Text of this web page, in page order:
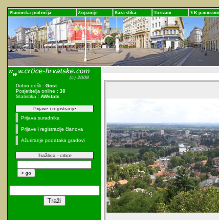
Planinska područja Županije Baza slika Turizam VR panorame
Dobro došli : Gost
Posjetitelja online : 30
Statistika : AWstats
Prijave i registracije
Prijava suradnika
Prijave i registracije članova
Ažuriranje podataka gradovi
Tražilica - crtice